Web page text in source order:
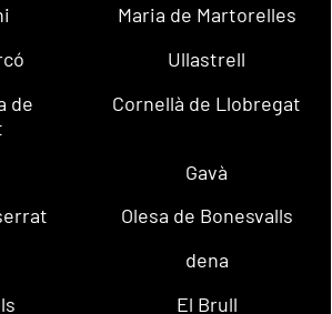
Maria de Martorelles
Ullastrell
de
Cornellà de Llobregat
Gavà
Olesa de Bonesvalls
dena
El Brull